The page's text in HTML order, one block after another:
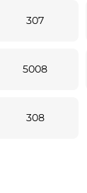
307
5008
308